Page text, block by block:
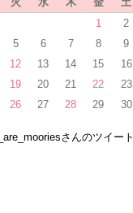
1
2
5 6 7 8 9
12 13 14 15 16
19 20 21 22 23
26 27 28 29 30
さんのツイート